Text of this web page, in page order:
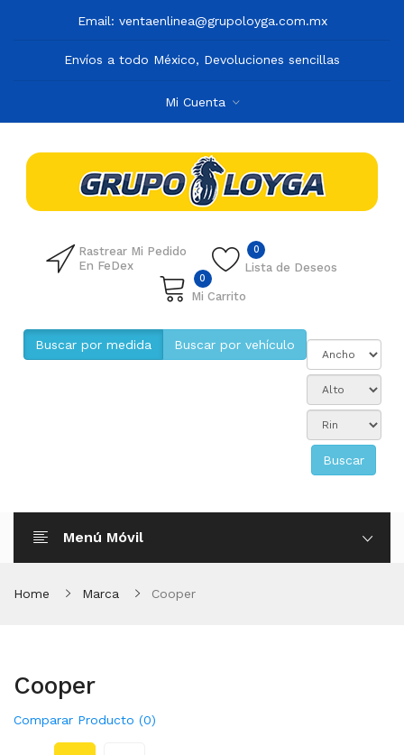
Email: ventaenlinea@grupoloyga.com.mx
Envíos a todo México, Devoluciones sencillas
Mi Cuenta
Rastrear Mi Pedido
En FeDex
Lista de Deseos
0
0
Mi Carrito
Buscar por medida Buscar por vehículo
Buscar
Menú Móvil
Home Marca Cooper
Cooper
Comparar Producto (0)